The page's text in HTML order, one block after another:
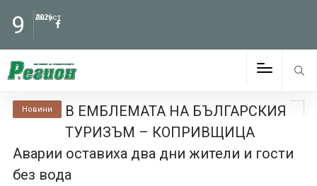
9 Август
2026
Новини
В ЕМБЛЕМАТА НА БЪЛГАРСКИЯ
ТУРИЗЪМ – КОПРИВЩИЦА
Аварии оставиха два дни жители и гости
без вода